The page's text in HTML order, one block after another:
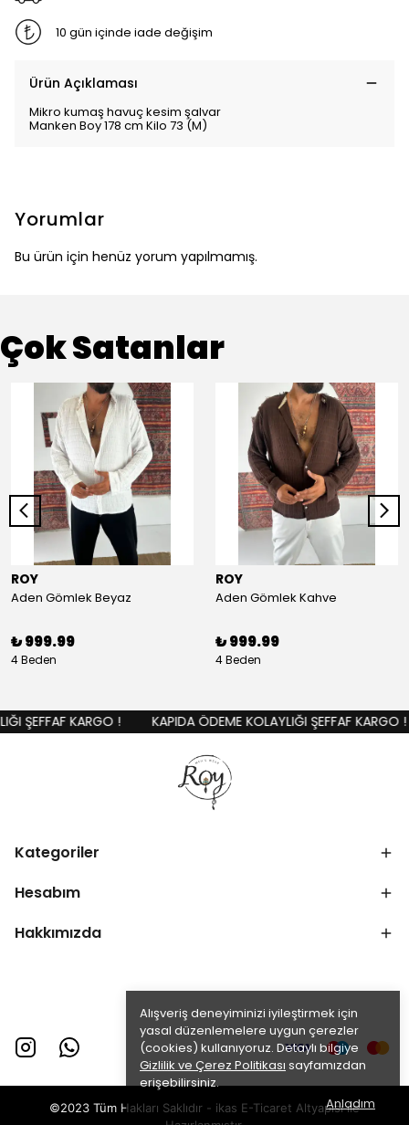
Alışveriş deneyiminizi iyileştirmek için
yasal düzenlemelere uygun çerezler
(cookies) kullanıyoruz. Detaylı bilgiye
Gizlilik ve Çerez Politikası sayfamızdan
erişebilirsiniz.
Anladım
10 gün içinde iade değişim
Ürün Açıklaması
Mikro kumaş havuç kesim şalvar
Manken Boy 178 cm Kilo 73 (M)
Yorumlar
Bu ürün için henüz yorum yapılmamış.
Çok Satanlar
ROY
Aden Gömlek Beyaz
₺ 999.99
4 Beden
ROY
Aden Gömlek Kahve
₺ 999.99
4 Beden
ŞEFFAF KARGO ! KAPIDA ÖDEME KOLAYLIĞI ŞEFFAF KARGO !
Kategoriler
Hesabım
Hakkımızda
©2023 Tüm Hakları Saklıdır - ikas E-Ticaret Altyapısı ile